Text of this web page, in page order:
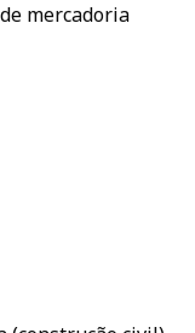
mercadoria